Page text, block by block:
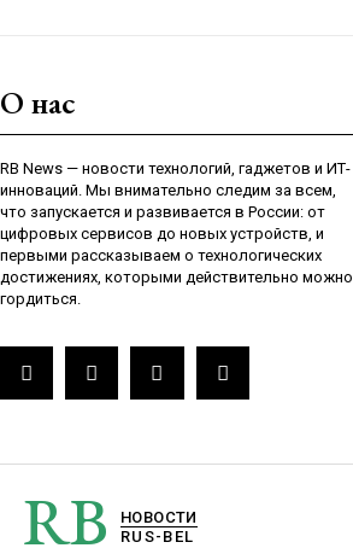
О нас
RB News — новости технологий, гаджетов и ИТ-
инноваций. Мы внимательно следим за всем,
что запускается и развивается в России: от
цифровых сервисов до новых устройств, и
первыми рассказываем о технологических
достижениях, которыми действительно можно
гордиться.
RB
НОВОСТИ
RUS-BEL